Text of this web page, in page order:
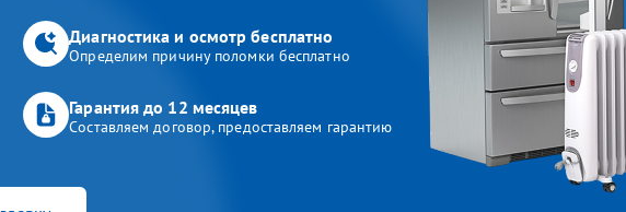
Диагностика и осмотр бесплатно
Определим причину поломки бесплатно
Гарантия до 12 месяцев
Составляем договор, предоставляем гарантию